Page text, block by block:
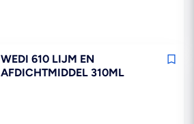
WEDI 610 LIJM EN
AFDICHTMIDDEL 310ML